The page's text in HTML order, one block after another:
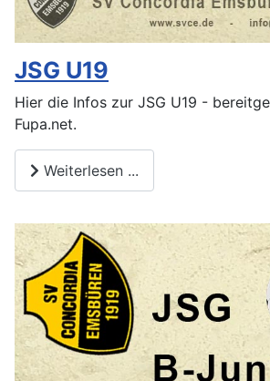
JSG U19
Hier die Infos zur JSG U19 -
Fupa.net.
Weiterlesen ...